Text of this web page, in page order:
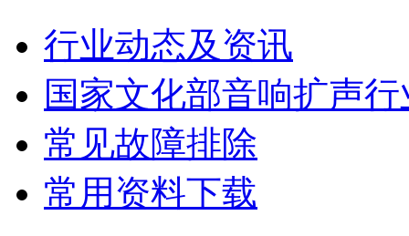
行业动态及资讯
国家文化部音响扩声
常见故障排除
常用资料下载